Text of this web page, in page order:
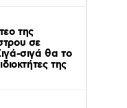
της
σε
σιγά θα το
της